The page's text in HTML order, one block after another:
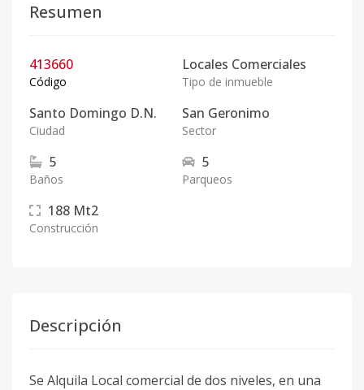
Resumen
413660
Código
Locales Comerciales
Tipo de inmueble
Santo Domingo D.N.
Ciudad
San Geronimo
Sector
5
Baños
5
Parqueos
188 Mt2
Construcción
Descripción
Se Alquila Local comercial de dos niveles, en una